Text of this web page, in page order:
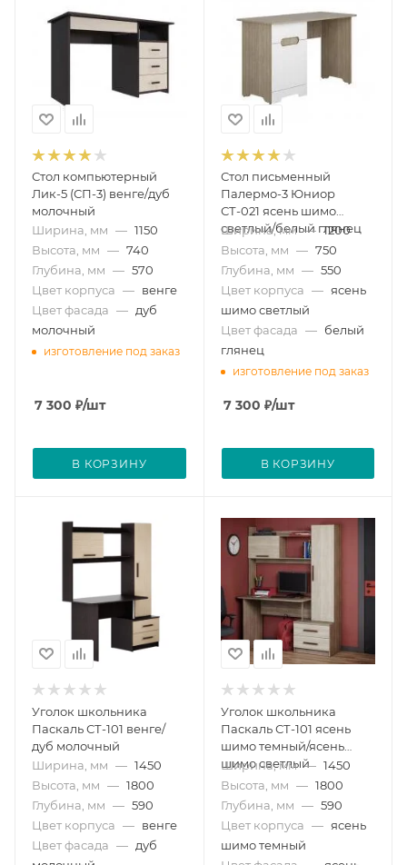
Стол компьютерный
Лик-5 (СП-3) венге/дуб
молочный
Ширина, мм — 1150
Высота, мм — 740
Глубина, мм — 570
Цвет корпуса — венге
Цвет фасада — дуб
молочный
изготовление под заказ
7 300 ₽/шт
В КОРЗИНУ
Стол письменный
Палермо-3 Юниор
СТ-021 ясень шимо
светлый/белый глянец
Ширина, мм — 1200
Высота, мм — 750
Глубина, мм — 550
Цвет корпуса — ясень
шимо светлый
Цвет фасада — белый
глянец
изготовление под заказ
7 300 ₽/шт
В КОРЗИНУ
Уголок школьника
Паскаль СТ-101 венге/
дуб молочный
Ширина, мм — 1450
Высота, мм — 1800
Глубина, мм — 590
Цвет корпуса — венге
Цвет фасада — дуб
Уголок школьника
Паскаль СТ-101 ясень
шимо темный/ясень
шимо светлый
Ширина, мм — 1450
Высота, мм — 1800
Глубина, мм — 590
Цвет корпуса — ясень
шимо темный